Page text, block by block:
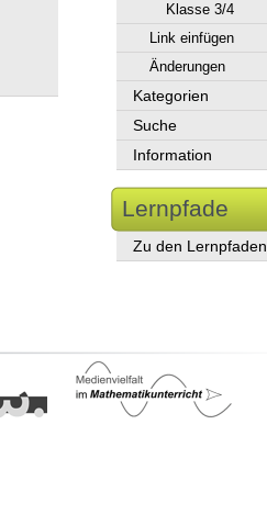
Klasse 3/4
Link einfügen
Änderungen
Kategorien
Suche
Information
Lernpfade
Zu den Lernpfaden